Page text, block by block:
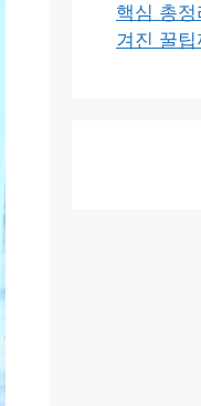
핵심 총
겨진 꿀